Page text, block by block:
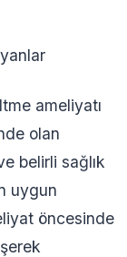
ameliyatı
olan
belirli sağlık
uygun
öncesinde